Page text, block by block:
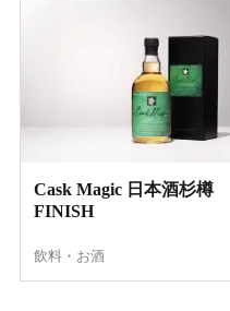
Cask Magic 日本酒杉樽
FINISH
飲料・お酒